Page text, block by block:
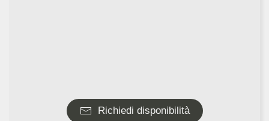
Richiedi disponibilità